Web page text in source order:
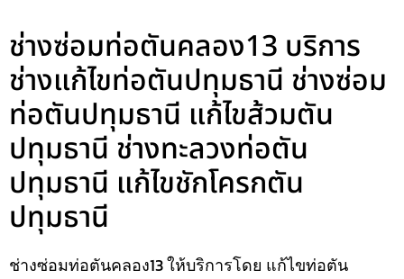
ช่างซ่อมท่อตันคลอง13 บริการ
ช่างแก้ไขท่อตันปทุมธานี ช่างซ่อม
ท่อตันปทุมธานี แก้ไขส้วมตัน
ปทุมธานี ช่างทะลวงท่อตัน
ปทุมธานี แก้ไขชักโครกตัน
ปทุมธานี
ช่างซ่อมท่อตันคลอง13 ให้บริการโดย แก้ไขท่อตัน